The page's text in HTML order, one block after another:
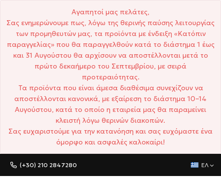
Αγαπητοί μας πελάτες,
Σας ενημερώνουμε πως, λόγω της θερινής παύσης λειτουργίας
των προμηθευτών μας, τα προϊόντα με ένδειξη «Κατόπιν
παραγγελίας» που θα παραγγελθούν κατά το διάστημα 1 έως
και 31 Αυγούστου θα αρχίσουν να αποστέλλονται μετά το
πρώτο δεκαήμερο του Σεπτεμβρίου, με σειρά
προτεραιότητας.
Τα προϊόντα που είναι άμεσα διαθέσιμα συνεχίζουν να
αποστέλλονται κανονικά, με εξαίρεση το διάστημα 10–14
Αυγούστου, κατά το οποίο η εταιρεία μας θα παραμείνει
κλειστή λόγω θερινών διακοπών.
Σας ευχαριστούμε για την κατανόηση και σας ευχόμαστε ένα
όμορφο και ασφαλές καλοκαίρι!
(+30) 210 2847280 ΕΛ